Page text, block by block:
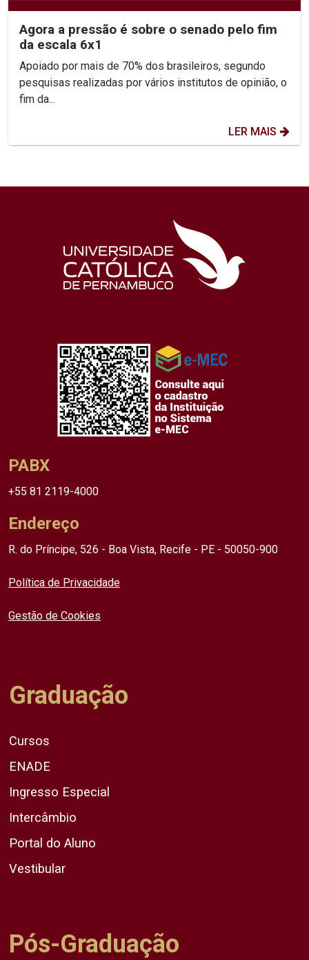
Agora a pressão é sobre o senado pelo fim
da escala 6x1
Apoiado por mais de 70% dos brasileiros, segundo
pesquisas realizadas por vários institutos de opinião, o
fim da...
LER MAIS
PABX
+55 81 2119-4000
Endereço
R. do Príncipe, 526 - Boa Vista, Recife - PE - 50050-900
Política de Privacidade
Gestão de Cookies
Graduação
Cursos
ENADE
Ingresso Especial
Intercâmbio
Portal do Aluno
Vestibular
Pós-Graduação